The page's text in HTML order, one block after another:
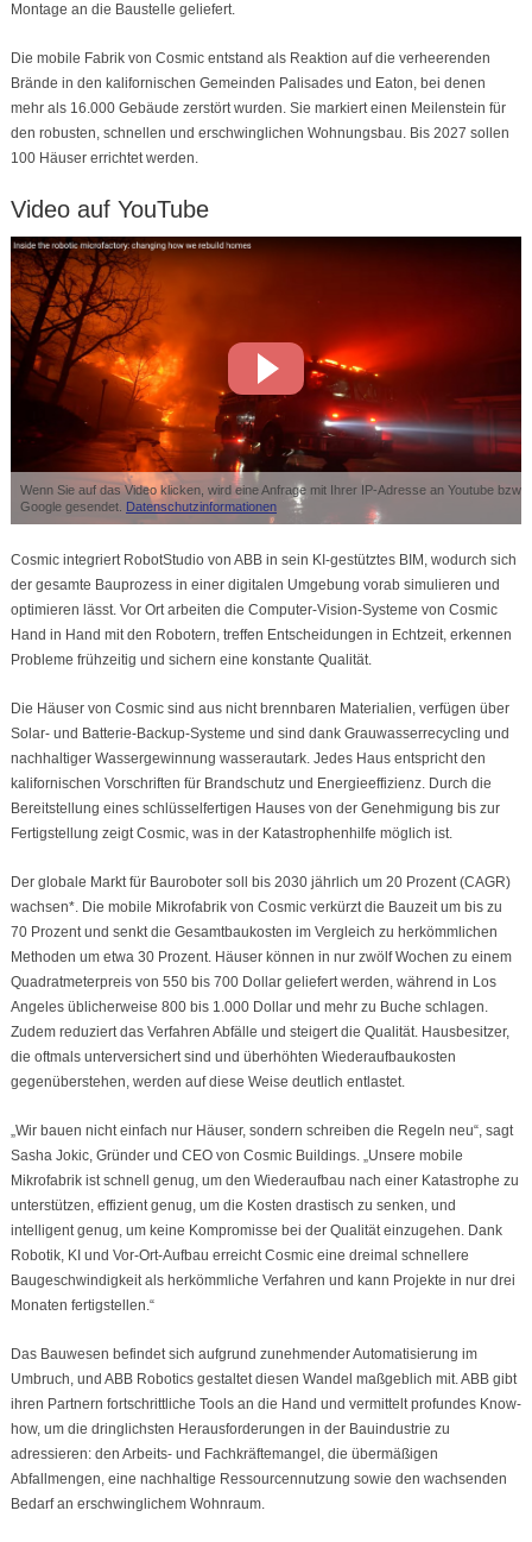
Montage an die Baustelle geliefert.
Die mobile Fabrik von Cosmic entstand als Reaktion auf die verheerenden
Brände in den kalifornischen Gemeinden Palisades und Eaton, bei denen
mehr als 16.000 Gebäude zerstört wurden. Sie markiert einen Meilenstein für
den robusten, schnellen und erschwinglichen Wohnungsbau. Bis 2027 sollen
100 Häuser errichtet werden.
Video auf YouTube
Wenn Sie auf das Video klicken, wird eine Anfrage mit Ihrer IP-Adresse an Youtube bzw.
Google gesendet. Datenschutzinformationen
Cosmic integriert RobotStudio von ABB in sein KI-gestütztes BIM, wodurch sich
der gesamte Bauprozess in einer digitalen Umgebung vorab simulieren und
optimieren lässt. Vor Ort arbeiten die Computer-Vision-Systeme von Cosmic
Hand in Hand mit den Robotern, treffen Entscheidungen in Echtzeit, erkennen
Probleme frühzeitig und sichern eine konstante Qualität.
Die Häuser von Cosmic sind aus nicht brennbaren Materialien, verfügen über
Solar- und Batterie-Backup-Systeme und sind dank Grauwasserrecycling und
nachhaltiger Wassergewinnung wasserautark. Jedes Haus entspricht den
kalifornischen Vorschriften für Brandschutz und Energieeffizienz. Durch die
Bereitstellung eines schlüsselfertigen Hauses von der Genehmigung bis zur
Fertigstellung zeigt Cosmic, was in der Katastrophenhilfe möglich ist.
Der globale Markt für Bauroboter soll bis 2030 jährlich um 20 Prozent (CAGR)
wachsen*. Die mobile Mikrofabrik von Cosmic verkürzt die Bauzeit um bis zu
70 Prozent und senkt die Gesamtbaukosten im Vergleich zu herkömmlichen
Methoden um etwa 30 Prozent. Häuser können in nur zwölf Wochen zu einem
Quadratmeterpreis von 550 bis 700 Dollar geliefert werden, während in Los
Angeles üblicherweise 800 bis 1.000 Dollar und mehr zu Buche schlagen.
Zudem reduziert das Verfahren Abfälle und steigert die Qualität. Hausbesitzer,
die oftmals unterversichert sind und überhöhten Wiederaufbaukosten
gegenüberstehen, werden auf diese Weise deutlich entlastet.
„Wir bauen nicht einfach nur Häuser, sondern schreiben die Regeln neu“, sagt
Sasha Jokic, Gründer und CEO von Cosmic Buildings. „Unsere mobile
Mikrofabrik ist schnell genug, um den Wiederaufbau nach einer Katastrophe zu
unterstützen, effizient genug, um die Kosten drastisch zu senken, und
intelligent genug, um keine Kompromisse bei der Qualität einzugehen. Dank
Robotik, KI und Vor-Ort-Aufbau erreicht Cosmic eine dreimal schnellere
Baugeschwindigkeit als herkömmliche Verfahren und kann Projekte in nur drei
Monaten fertigstellen.“
Das Bauwesen befindet sich aufgrund zunehmender Automatisierung im
Umbruch, und ABB Robotics gestaltet diesen Wandel maßgeblich mit. ABB gibt
ihren Partnern fortschrittliche Tools an die Hand und vermittelt profundes Know-
how, um die dringlichsten Herausforderungen in der Bauindustrie zu
adressieren: den Arbeits- und Fachkräftemangel, die übermäßigen
Abfallmengen, eine nachhaltige Ressourcennutzung sowie den wachsenden
Bedarf an erschwinglichem Wohnraum.